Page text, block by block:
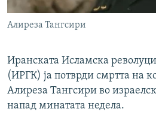
Алиреза Тангсири
Иранската Исламска
(ИРГК) ја потврди смртта на
Алиреза Тангсири во
напад минатата недела.